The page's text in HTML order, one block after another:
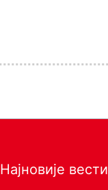
Најновије вести